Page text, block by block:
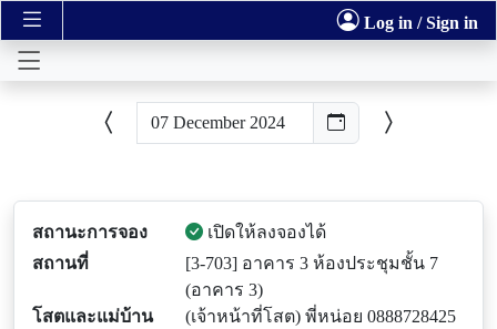
Log in / Sign in
สถานะการจอง
เปิดให้ลงจองได้
สถานที่
[3-703] อาคาร 3 ห้องประชุมชั้น 7
(อาคาร 3)
โสตและแม่บ้าน
(เจ้าหน้าที่โสต) พี่หน่อย 0888728425